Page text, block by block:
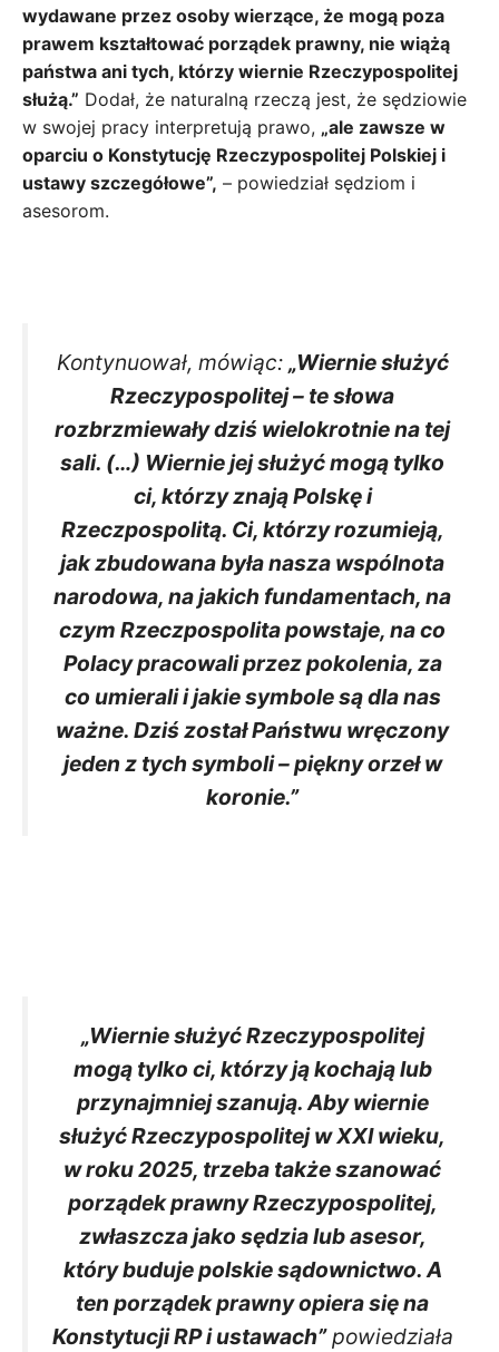
wydawane przez osoby wierzące, że mogą poza
prawem kształtować porządek prawny, nie wiążą
państwa ani tych, którzy wiernie Rzeczypospolitej
służą.” Dodał, że naturalną rzeczą jest, że sędziowie
w swojej pracy interpretują prawo, „ale zawsze w
oparciu o Konstytucję Rzeczypospolitej Polskiej i
ustawy szczegółowe”, – powiedział sędziom i
asesorom.
Kontynuował, mówiąc: „Wiernie służyć
Rzeczypospolitej – te słowa
rozbrzmiewały dziś wielokrotnie na tej
sali. (…) Wiernie jej służyć mogą tylko
ci, którzy znają Polskę i
Rzeczpospolitą. Ci, którzy rozumieją,
jak zbudowana była nasza wspólnota
narodowa, na jakich fundamentach, na
czym Rzeczpospolita powstaje, na co
Polacy pracowali przez pokolenia, za
co umierali i jakie symbole są dla nas
ważne. Dziś został Państwu wręczony
jeden z tych symboli – piękny orzeł w
koronie.”
„Wiernie służyć Rzeczypospolitej
mogą tylko ci, którzy ją kochają lub
przynajmniej szanują. Aby wiernie
służyć Rzeczypospolitej w XXI wieku,
w roku 2025, trzeba także szanować
porządek prawny Rzeczypospolitej,
zwłaszcza jako sędzia lub asesor,
który buduje polskie sądownictwo. A
ten porządek prawny opiera się na
Konstytucji RP i ustawach”powiedziała